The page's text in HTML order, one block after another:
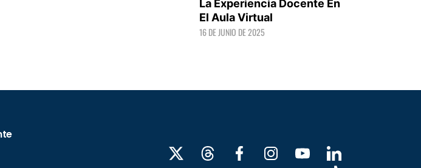
LEER +
La Experiencia Docente En
El Aula Virtual
16 DE JUNIO DE 2025